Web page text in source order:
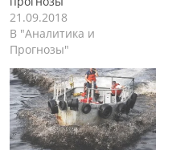
21.09.2018
В "Аналитика и
Прогнозы"